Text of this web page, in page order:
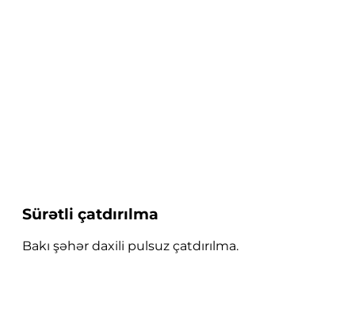
Sürətli çatdırılma
Bakı şəhər daxili pulsuz çatdırılma.